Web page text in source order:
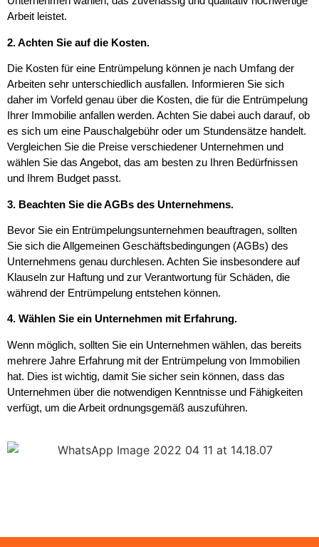
Arbeit leistet.
2. Achten Sie auf die Kosten.
Die Kosten für eine Entrümpelung können je nach Umfang der
Arbeiten sehr unterschiedlich ausfallen. Informieren Sie sich
daher im Vorfeld genau über die Kosten, die für die Entrümpelung
Ihrer Immobilie anfallen werden. Achten Sie dabei auch darauf, ob
es sich um eine Pauschalgebühr oder um Stundensätze handelt.
Vergleichen Sie die Preise verschiedener Unternehmen und
wählen Sie das Angebot, das am besten zu Ihren Bedürfnissen
und Ihrem Budget passt.
3. Beachten Sie die AGBs des Unternehmens.
Bevor Sie ein Entrümpelungsunternehmen beauftragen, sollten
Sie sich die Allgemeinen Geschäftsbedingungen (AGBs) des
Unternehmens genau durchlesen. Achten Sie insbesondere auf
Klauseln zur Haftung und zur Verantwortung für Schäden, die
während der Entrümpelung entstehen können.
4. Wählen Sie ein Unternehmen mit Erfahrung.
Wenn möglich, sollten Sie ein Unternehmen wählen, das bereits
mehrere Jahre Erfahrung mit der Entrümpelung von Immobilien
hat. Dies ist wichtig, damit Sie sicher sein können, dass das
Unternehmen über die notwendigen Kenntnisse und Fähigkeiten
verfügt, um die Arbeit ordnungsgemäß auszuführen.